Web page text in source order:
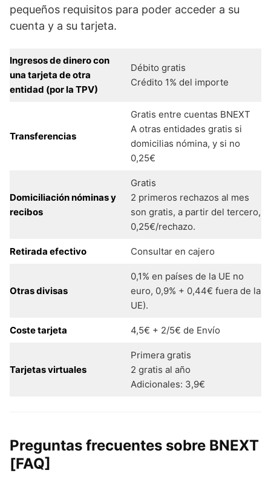
pequeños requisitos para poder acceder a su
cuenta y a su tarjeta.
Ingresos de dinero con
una tarjeta de otra
entidad (por la TPV)
Débito gratis
Crédito 1% del importe
Transferencias
Gratis entre cuentas BNEXT
A otras entidades gratis si
domicilias nómina, y si no
0,25€
Domiciliación nóminas y
recibos
Gratis
2 primeros rechazos al mes
son gratis, a partir del tercero,
0,25€/rechazo.
Retirada efectivo Consultar en cajero
Otras divisas
0,1% en países de la UE no
euro, 0,9% + 0,44€ fuera de la
UE).
Coste tarjeta 4,5€ + 2/5€ de Envío
Tarjetas virtuales
Primera gratis
2 gratis al año
Adicionales: 3,9€
Preguntas frecuentes sobre BNEXT
[FAQ]